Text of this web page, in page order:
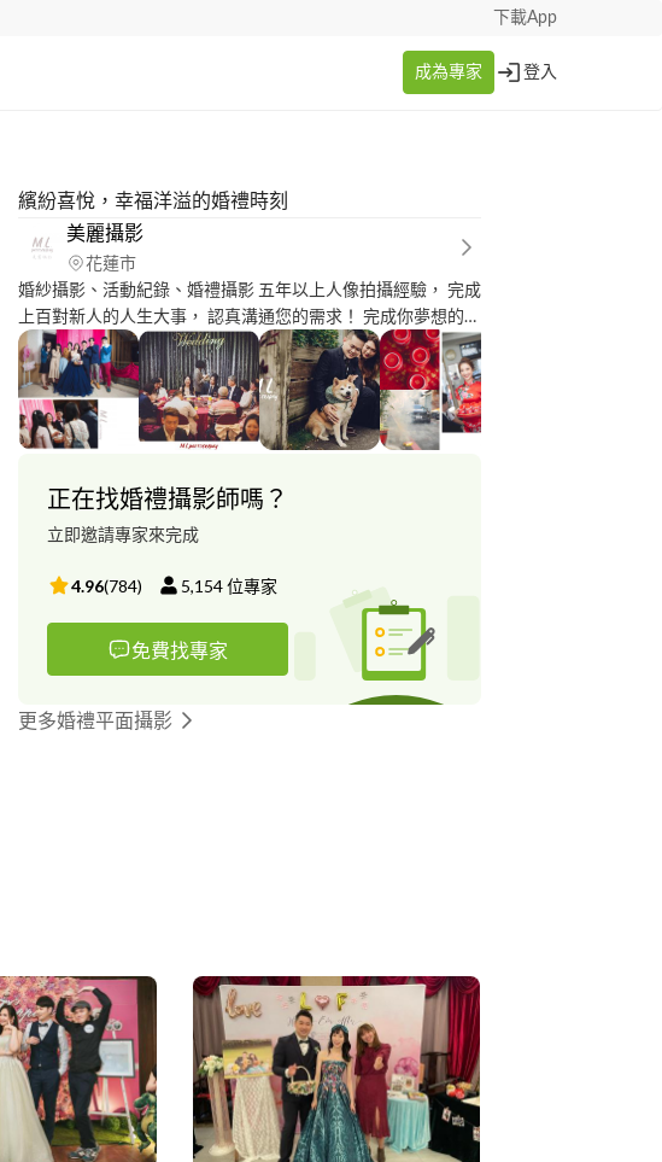
下載App
成為專家 登入
繽紛喜悅，幸福洋溢的婚禮時刻
美麗攝影
花蓮市
婚紗攝影、活動紀錄、婚禮攝影 五年以上人像拍攝經驗， 完成
上百對新人的人生大事， 認真溝通您的需求！ 完成你夢想的婚
紗/婚禮！
正在找婚禮攝影師嗎？
立即邀請專家來完成
4.96(784) 5,154位專家
免費找專家
更多婚禮平面攝影